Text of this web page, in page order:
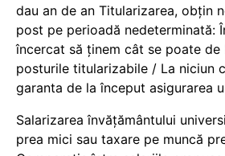
dau an de an Titularizarea, obțin
post pe perioadă nedeterminată:
încercat să ținem cât se poate
posturile titularizabile / La niciun
garanta de la început asigurarea
Salarizarea învățământului
prea mici sau taxare pe muncă